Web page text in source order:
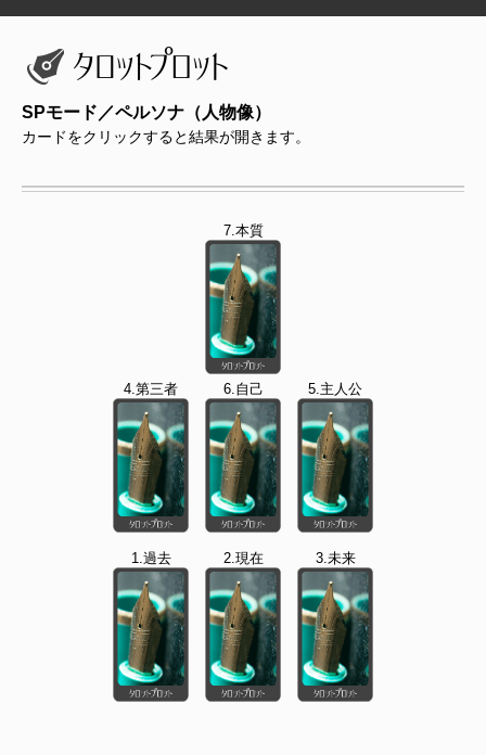
SPモード／ペルソナ（人物像）
カードをクリックすると結果が開きます。
7.本質
4.第三者 6.自己 5.主人公
1.過去 2.現在 3.未来